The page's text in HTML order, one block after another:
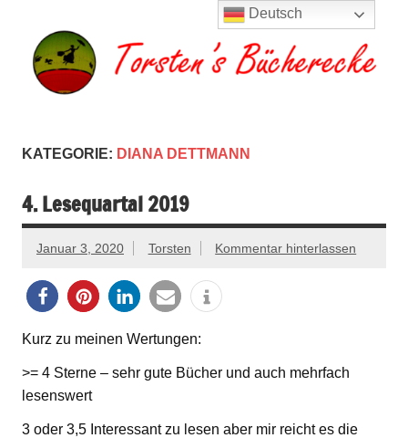
springen
Bücherecke
KATEGORIE: DIANA DETTMANN
4. Lesequartal 2019
Januar 3, 2020 Torsten Kommentar hinterlassen
Kurz zu meinen Wertungen:
>= 4 Sterne – sehr gute Bücher und auch mehrfach
lesenswert
3 oder 3,5 Interessant zu lesen aber mir reicht es die
Deutsch